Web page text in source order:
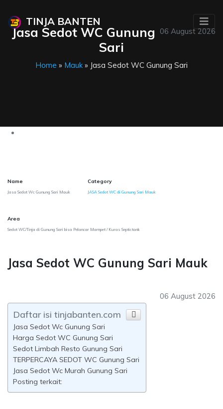
TINJA BANTEN
06 August 2026
Jasa Sedot WC Gunung
Sari
Home » Mauk» Jasa Sedot WC Gunung Sari
Name
Jasa Sedot Wc Gunung Sari Mauk
Category
JASA Sedot WC di Gunung Sari Mauk
Area
Sedot WC/Tinja di Gunung Sari bisa Pelancar Mampet / Kuras Septictank
Jasa Sedot WC Gunung Sari Mauk
06 August 2026
Daftar isi tinjabanten.com
Jasa Sedot Wc Gunung Sari
Harga Sedot WC Gunung Sari
Sedot Limbah Resto Gunung Sari
TERPERCAYA SEDOT WC Gunung Sari
Jasa Sedot Wc Murah Gunung Sari
Posting terkait: